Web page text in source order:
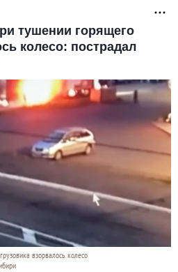
тушении горящего
колесо: пострадал
взорвалось колесо